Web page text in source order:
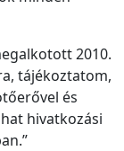
2010.
tájékoztatom,
és
hivatkozási